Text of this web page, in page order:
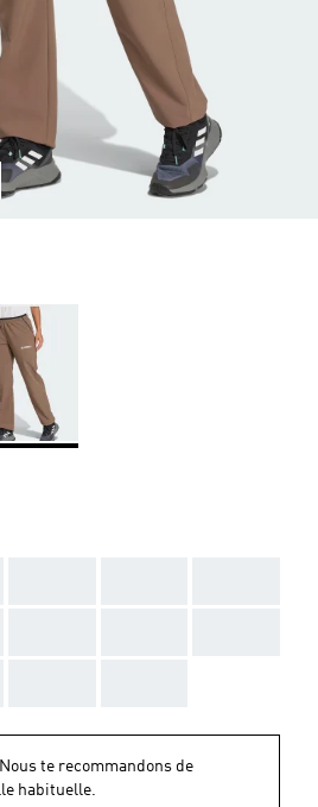
Nous te recommandons de
habituelle.